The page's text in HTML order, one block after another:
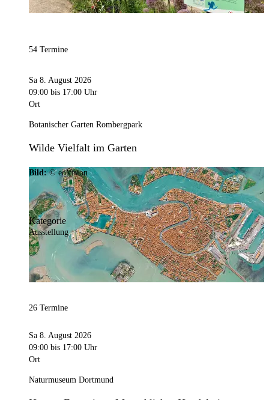
54 Termine
Sa 8. August 2026
09:00 bis 17:00 Uhr
Ort
Botanischer Garten Rombergpark
Wilde Vielfalt im Garten
Bild:© eoVision
Kategorie
Ausstellung
26 Termine
Sa 8. August 2026
09:00 bis 17:00 Uhr
Ort
Naturmuseum Dortmund